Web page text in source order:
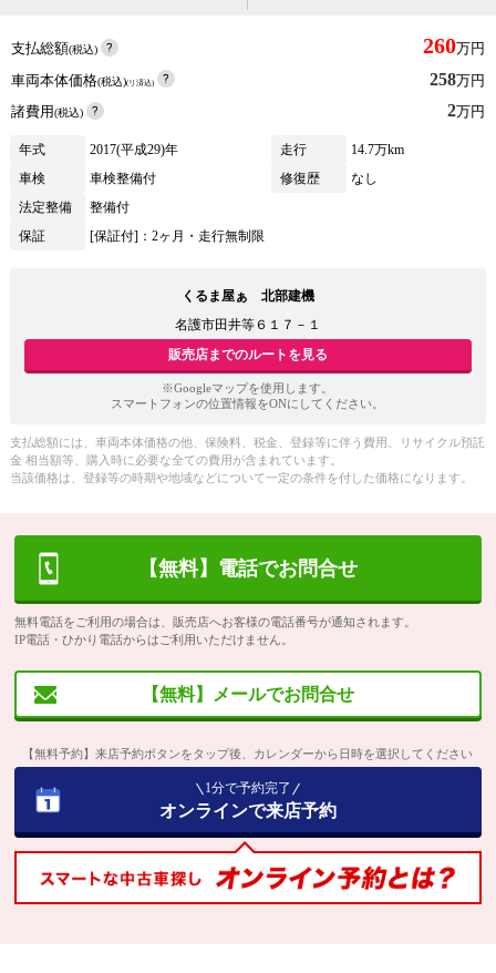
支払総額(税込) 260万円
車両本体価格(税込)(リ済込) 258万円
諸費用(税込) 2万円
年式 2017(平成29)年 走行
14.7万km
車検
車検整備付 修復歴
なし
法定整備
整備付
保証
[保証付]：2ヶ月・走行無制限
くるま屋ぁ 北部建機
名護市田井等６１７－１
販売店までのルートを見る
※Googleマップを使用します。
スマートフォンの位置情報をONにしてください。
支払総額には、車両本体価格の他、保険料、税金、登録等に伴う費用、リサイクル預託
金 相当額等、購入時に必要な全ての費用が含まれています。
当該価格は、登録等の時期や地域などについて一定の条件を付した価格になります。
【無料】電話でお問合せ
無料電話をご利用の場合は、販売店へお客様の電話番号が通知されます。
IP電話・ひかり電話からはご利用いただけません。
【無料】メールでお問合せ
【無料予約】来店予約ボタンをタップ後、カレンダーから日時を選択してください
1分で予約完了
オンラインで来店予約